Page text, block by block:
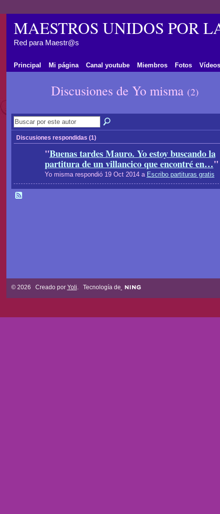
MAESTROS UNIDOS POR
Red para Maestr@s
Principal Mi página Canal youtube Miembros Fotos Vídeos
Discusiones de Yo misma (2)
Discusiones respondidas (1)
"Buenas tardes Mauro. Yo estoy buscando la
partitura de un villancico que encontré en…"
Yo misma respondió 19 Oct 2014 a Escribo partituras gratis
© 2026 Creado por Yoli . Tecnología de